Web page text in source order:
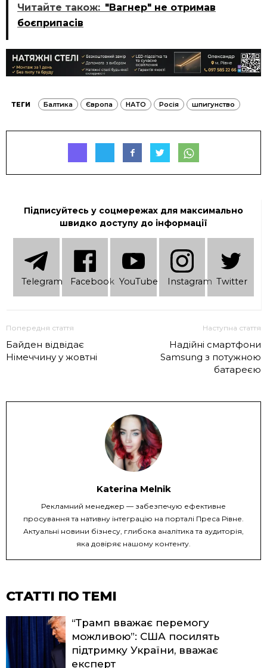
Читайте також: "Вагнер" не отримав
боєприпасів
ТЕГИ Балтика Європа НАТО Росія шпигунство
Підписуйтесь у соцмережах для максимально
швидко доступу до інформації
Telеgram Facebook YouTube Instagram Twitter
Попередня стаття
Байден відвідає
Німеччину у жовтні
Наступна стаття
Надійні смартфони
Samsung з потужною
батареєю
Katerina Melnik
Рекламний менеджер — забезпечую ефективне
просування та нативну інтеграцію на порталі Преса Рівне.
Актуальні новини бізнесу, глибока аналітика та аудиторія,
яка довіряє нашому контенту.
СТАТТІ ПО ТЕМІ
“Трамп вважає перемогу
можливою”: США посилять
підтримку України, вважає
експерт